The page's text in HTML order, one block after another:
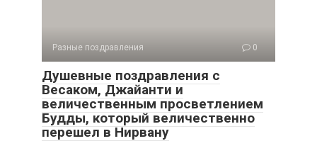
Разные поздравления 0
Душевные поздравления с
Весаком, Джайанти и
величественным просветлением
Будды, который величественно
перешел в Нирвану